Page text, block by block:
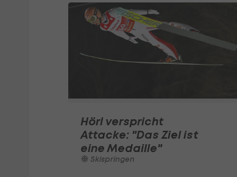
Hörl verspricht
Attacke: "Das Ziel ist
eine Medaille"
Skispringen